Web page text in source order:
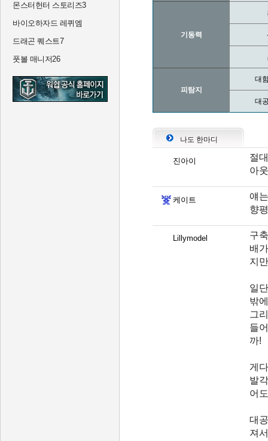
몬스터헌터 스토리즈3
바이오하자드 레퀴엠
드래곤 퀘스트7
풋볼 매니저26
기동력
피탐지
대
대
나도 한마디
진아이
절
아
케이트
얘
향
Lillymodel
구
배
지
일
밖
그
들
까!
게
발
어
대
져